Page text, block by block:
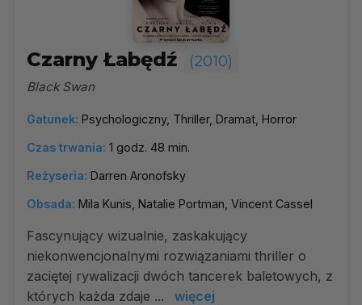
Czarny Łabędź (2010)
Black Swan
Gatunek: Psychologiczny, Thriller, Dramat, Horror
Czas trwania: 1 godz. 48 min.
Reżyseria: Darren Aronofsky
Obsada: Mila Kunis, Natalie Portman, Vincent Cassel
Fascynujący wizualnie, zaskakujący
niekonwencjonalnymi rozwiązaniami thriller o
zaciętej rywalizacji dwóch tancerek baletowych, z
których każda zdaje ...
więcej